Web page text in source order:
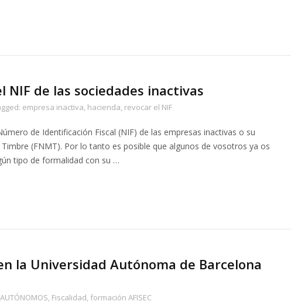
NIF de las sociedades inactivas
empresa inactiva, hacienda, revocar el NIF
de Identificación Fiscal (NIF) de las empresas inactivas o su
(FNMT). Por lo tanto es posible que algunos de vosotros ya os
tipo de formalidad con su …
la Universidad Autónoma de Barcelona
AUTÓNOMOS, Fiscalidad, formación AFISEC